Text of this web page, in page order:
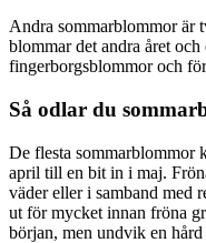
Andra sommarblommor är
blommar det andra året
fingerborgsblommor och
Så odlar du
De flesta sommarblommor
april till en bit in i maj.
väder eller i samband med
ut för mycket innan fröna
början, men undvik en hård